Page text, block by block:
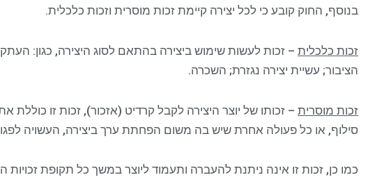
בנוסף, החוק קובע כי לכל יצירה קיימת זכות מוסרית וזכות כלכלית.
זכות כלכלית– זכות לעשות שימוש ביצירה בהתאם לסוג היצירה, כגון:
הציבור; עשיית יצירה נגזרת; השכרה.
זכות מוסרית– זכותו של יוצר היצירה לקבל קרדיט (אזכור), זכות זו כוללת
סילוף, או כל פעולה אחרת שיש בה משום הפחתת ערך ביצירה, העשויה
כמו כן, זכות זו אינה ניתנת להעברה ותעמוד ליוצר במשך כל תקופת